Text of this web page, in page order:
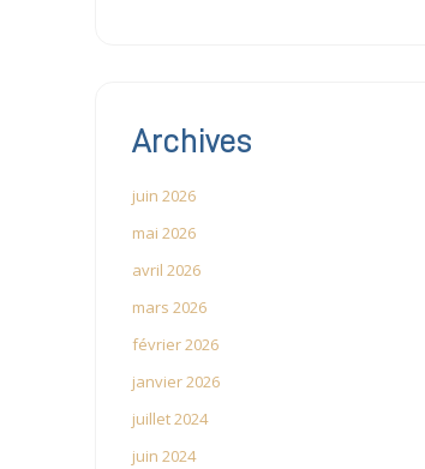
Archives
juin 2026
mai 2026
avril 2026
mars 2026
février 2026
janvier 2026
juillet 2024
juin 2024